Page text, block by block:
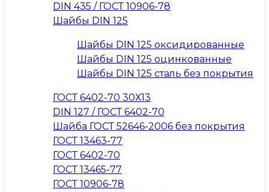
DIN 435 / ГОСТ 10906-78
Шайбы DIN 125
Шайбы DIN 125 оксидированные
Шайбы DIN 125 оцинкованные
Шайбы DIN 125 сталь без покрытия
ГОСТ 6402-70 30Х13
DIN 127 / ГОСТ 6402-70
Шайба ГОСТ 52646-2006 без покрытия
ГОСТ 13463-77
ГОСТ 6402-70
ГОСТ 13465-77
ГОСТ 10906-78